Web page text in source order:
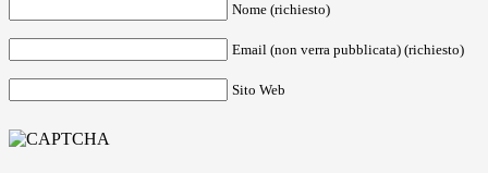
Nome (richiesto)
Email (non verra pubblicata) (richiesto)
Sito Web